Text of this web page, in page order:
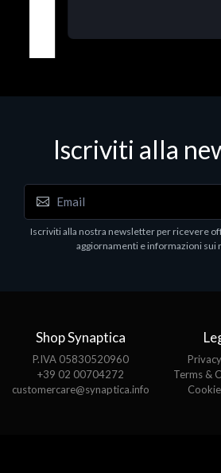
Iscriviti alla
Iscriviti alla nostra newsletter per ricevere
aggiornamenti e informazioni sui
Shop Synaptica
P.IVA 05830520960
+39 02 00704272
customercare@synaptica.info
Terms &